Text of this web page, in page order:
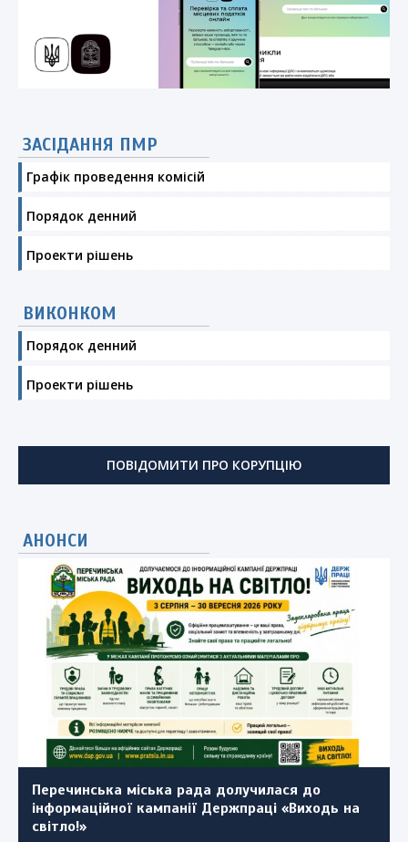
ЗАСІДАННЯ ПМР
Графік проведення комісій
Порядок денний
Проекти рішень
ВИКОНКОМ
Порядок денний
Проекти рішень
ПОВІДОМИТИ ПРО КОРУПЦІЮ
АНОНСИ
Перечинська міська рада долучилася до
інформаційної кампанії Держпраці «Виходь на
світло!»
Повідомлення про проведення громадських
слухань проєкту внесення змін до генерального
плану села Ворочово Перечинської
Для тих, хто шукає роботу!
Як зафіксувати завдані війною збитки для